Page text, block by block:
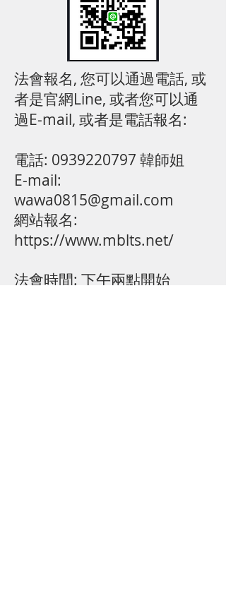
法會報名, 您可以通過電話, 或
者是官網Line, 或者您可以通
過E-mail, 或者是電話報名:
電話: 0939220797 韓師姐
E-mail:
wawa0815@gmail.com
網站報名:
https://www.mblts.net/
法會時間: 下午兩點開始